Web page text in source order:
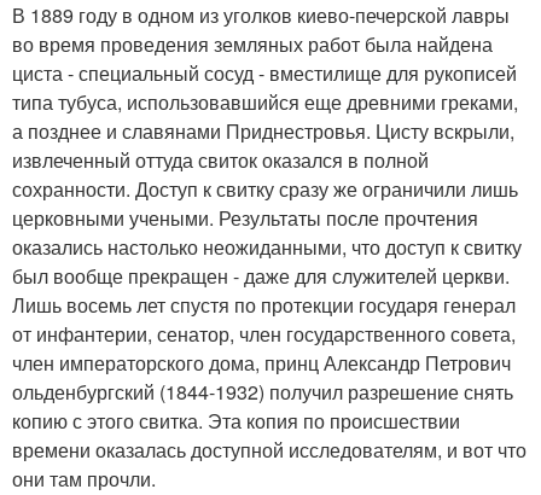
В 1889 году в одном из уголков киево-печерской лавры
во время проведения земляных работ была найдена
циста - специальный сосуд - вместилище для рукописей
типа тубуса, использовавшийся еще древними греками,
а позднее и славянами Приднестровья. Цисту вскрыли,
извлеченный оттуда свиток оказался в полной
сохранности. Доступ к свитку сразу же ограничили лишь
церковными учеными. Результаты после прочтения
оказались настолько неожиданными, что доступ к свитку
был вообще прекращен - даже для служителей церкви.
Лишь восемь лет спустя по протекции государя генерал
от инфантерии, сенатор, член государственного совета,
член императорского дома, принц Александр Петрович
ольденбургский (1844-1932) получил разрешение снять
копию с этого свитка. Эта копия по происшествии
времени оказалась доступной исследователям, и вот что
они там прочли.